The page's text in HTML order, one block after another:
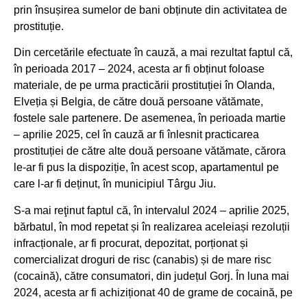
prin însușirea sumelor de bani obținute din activitatea de
prostituție.
Din cercetările efectuate în cauză, a mai rezultat faptul că,
în perioada 2017 – 2024, acesta ar fi obținut foloase
materiale, de pe urma practicării prostituției în Olanda,
Elveția și Belgia, de către două persoane vătămate,
fostele sale partenere. De asemenea, în perioada martie
– aprilie 2025, cel în cauză ar fi înlesnit practicarea
prostituției de către alte două persoane vătămate, cărora
le-ar fi pus la dispoziție, în acest scop, apartamentul pe
care l-ar fi deținut, în municipiul Târgu Jiu.
S-a mai reţinut faptul că, în intervalul 2024 – aprilie 2025,
bărbatul, în mod repetat și în realizarea aceleiași rezoluții
infracționale, ar fi procurat, depozitat, porționat și
comercializat droguri de risc (canabis) și de mare risc
(cocaină), către consumatori, din județul Gorj. În luna mai
2024, acesta ar fi achiziționat 40 de grame de cocaină, pe